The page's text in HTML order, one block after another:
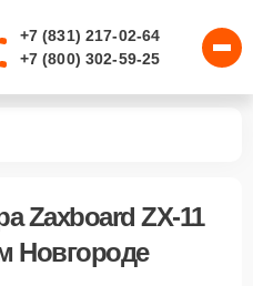
+7 (831) 217-02-64
+7 (800) 302-59-25
Zaxboard ZX-11
Новгороде